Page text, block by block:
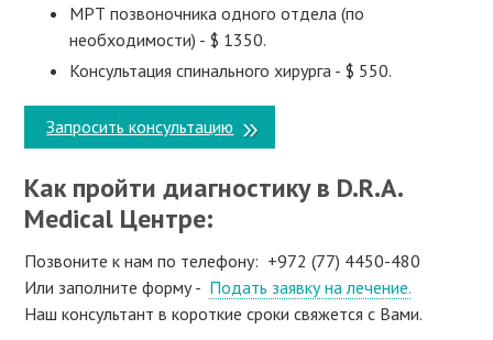
МРТ позвоночника одного отдела (по
необходимости) - $ 1350.
Консультация спинального хирурга - $ 550.
Запросить консультацию
Как пройти диагностику в D.R.A.
Medical Центре:
Позвоните к нам по телефону: +972 (77) 4450-480
Или заполните форму - Подать заявку на лечение.
Наш консультант в короткие сроки свяжется с Вами.